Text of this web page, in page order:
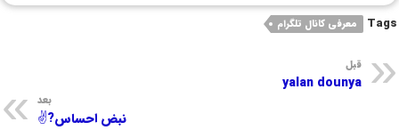
Tags معرفی کانال تلگرام
قبل
yalan dounya
بعد
نبض احساس?✌️